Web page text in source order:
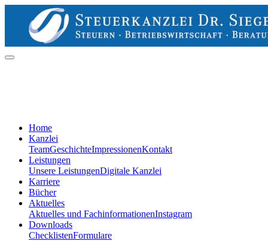
Home
Kanzlei
TeamGeschichteImpressionenKontakt
Leistungen
Unsere LeistungenDigitale Kanzlei
Karriere
Bücher
Aktuelles
Aktuelles und FachinformationenInstagram
Downloads
ChecklistenFormulare